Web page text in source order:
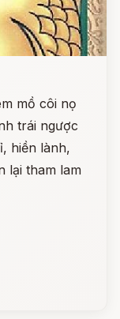
mồ côi nọ
trái ngược
hiền lành,
lại tham lam